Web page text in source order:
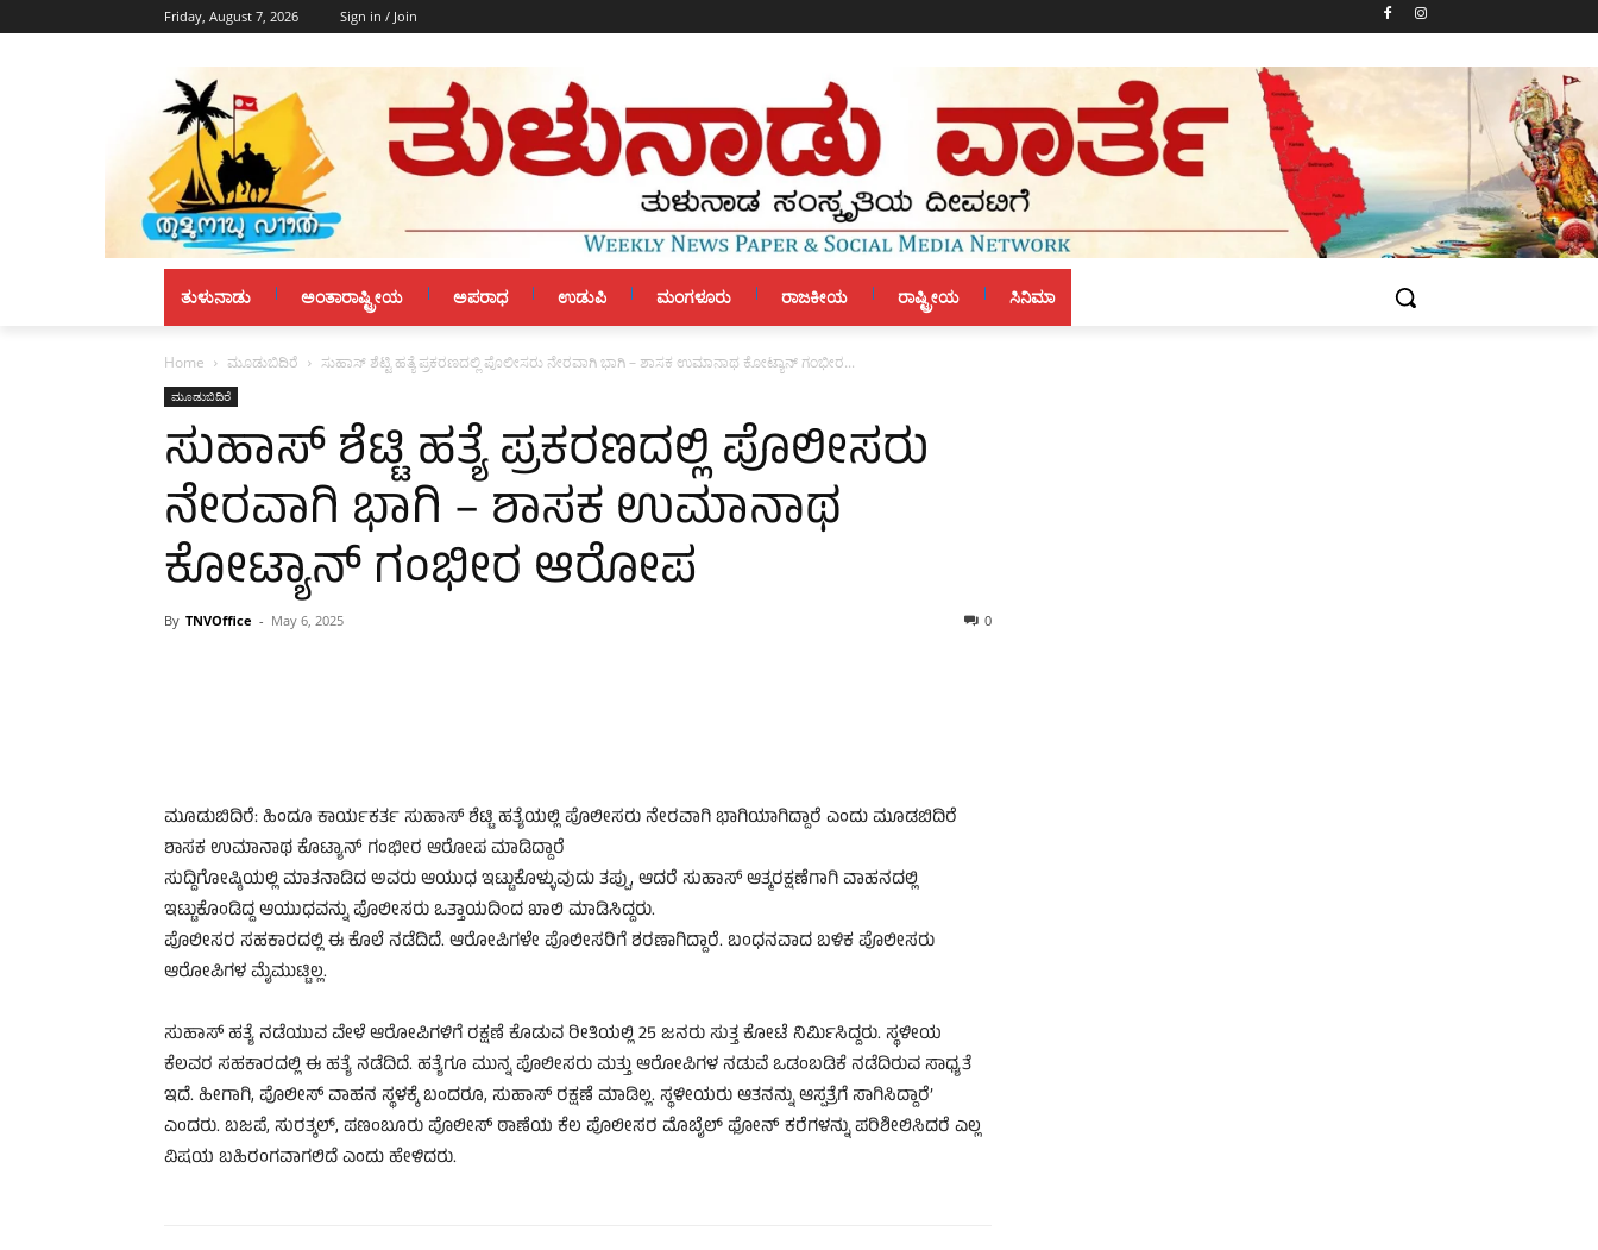
Friday, August 7, 2026 Sign in / Join
ತುಳುನಾಡು ಅಂತಾರಾಷ್ಟ್ರೀಯ ಅಪರಾಧ ಉಡುಪಿ ಮಂಗಳೂರು ರಾಜಕೀಯ ರಾಷ್ಟ್ರೀಯ ಸಿನಿಮಾ
Home ಮೂಡುಬಿದಿರೆ ಸುಹಾಸ್ ಶೆಟ್ಟಿ ಹತ್ಯೆ ಪ್ರಕರಣದಲ್ಲಿ ಪೊಲೀಸರು ನೇರವಾಗಿ ಭಾಗಿ – ಶಾಸಕ ಉಮಾನಾಥ ಕೋಟ್ಯಾನ್ ಗಂಭೀರ...
ಮೂಡುಬಿದಿರೆ
ಸುಹಾಸ್ ಶೆಟ್ಟಿ ಹತ್ಯೆ ಪ್ರಕರಣದಲ್ಲಿ ಪೊಲೀಸರು
ನೇರವಾಗಿ ಭಾಗಿ – ಶಾಸಕ ಉಮಾನಾಥ
ಕೋಟ್ಯಾನ್ ಗಂಭೀರ ಆರೋಪ
By TNVOffice - May 6, 2025 0
ಮೂಡುಬಿದಿರೆ: ಹಿಂದೂ ಕಾರ್ಯಕರ್ತ ಸುಹಾಸ್ ಶೆಟ್ಟಿ ಹತ್ಯೆಯಲ್ಲಿ ಪೊಲೀಸರು ನೇರವಾಗಿ ಭಾಗಿಯಾಗಿದ್ದಾರೆ ಎಂದು ಮೂಡಬಿದಿರೆ
ಶಾಸಕ ಉಮಾನಾಥ ಕೊಟ್ಯಾನ್ ಗಂಭೀರ ಆರೋಪ ಮಾಡಿದ್ದಾರೆ
ಸುದ್ದಿಗೋಷ್ಠಿಯಲ್ಲಿ ಮಾತನಾಡಿದ ಅವರು ಆಯುಧ ಇಟ್ಟುಕೊಳ್ಳುವುದು ತಪ್ಪು, ಆದರೆ ಸುಹಾಸ್ ಆತ್ಮರಕ್ಷಣೆಗಾಗಿ ವಾಹನದಲ್ಲಿ
ಇಟ್ಟುಕೊಂಡಿದ್ದ ಆಯುಧವನ್ನು ಪೊಲೀಸರು ಒತ್ತಾಯದಿಂದ ಖಾಲಿ ಮಾಡಿಸಿದ್ದರು.
ಪೊಲೀಸರ ಸಹಕಾರದಲ್ಲಿ ಈ ಕೊಲೆ ನಡೆದಿದೆ. ಆರೋಪಿಗಳೇ ಪೊಲೀಸರಿಗೆ ಶರಣಾಗಿದ್ದಾರೆ. ಬಂಧನವಾದ ಬಳಿಕ ಪೊಲೀಸರು
ಆರೋಪಿಗಳ ಮೈಮುಟ್ಟಿಲ್ಲ.
ಸುಹಾಸ್ ಹತ್ಯೆ ನಡೆಯುವ ವೇಳೆ ಆರೋಪಿಗಳಿಗೆ ರಕ್ಷಣೆ ಕೊಡುವ ರೀತಿಯಲ್ಲಿ 25 ಜನರು ಸುತ್ತ ಕೋಟೆ ನಿರ್ಮಿಸಿದ್ದರು. ಸ್ಥಳೀಯ
ಕೆಲವರ ಸಹಕಾರದಲ್ಲಿ ಈ ಹತ್ಯೆ ನಡೆದಿದೆ. ಹತ್ಯೆಗೂ ಮುನ್ನ ಪೊಲೀಸರು ಮತ್ತು ಆರೋಪಿಗಳ ನಡುವೆ ಒಡಂಬಡಿಕೆ ನಡೆದಿರುವ ಸಾಧ್ಯತೆ
ಇದೆ. ಹೀಗಾಗಿ, ಪೊಲೀಸ್ ವಾಹನ ಸ್ಥಳಕ್ಕೆ ಬಂದರೂ, ಸುಹಾಸ್ ರಕ್ಷಣೆ ಮಾಡಿಲ್ಲ. ಸ್ಥಳೀಯರು ಆತನನ್ನು ಆಸ್ಪತ್ರೆಗೆ ಸಾಗಿಸಿದ್ದಾರೆ’
ಎಂದರು. ಬಜಪೆ, ಸುರತ್ಕಲ್‌, ಪಣಂಬೂರು ಪೊಲೀಸ್ ಠಾಣೆಯ ಕೆಲ ಪೊಲೀಸರ ಮೊಬೈಲ್ ಫೋನ್ ಕರೆಗಳನ್ನು ಪರಿಶೀಲಿಸಿದರೆ ಎಲ್ಲ
ವಿಷಯ ಬಹಿರಂಗವಾಗಲಿದೆ ಎಂದು ಹೇಳಿದರು.